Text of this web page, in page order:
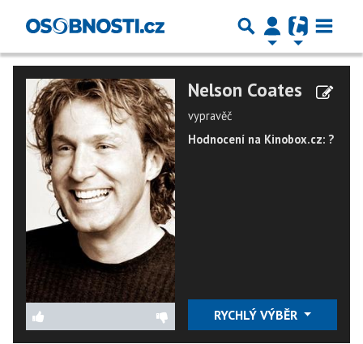
Nelson Coates
vypravěč
Hodnocení na Kinobox.cz: ?
RYCHLÝ VÝBĚR